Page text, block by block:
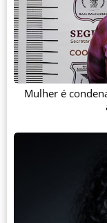
Mulher é